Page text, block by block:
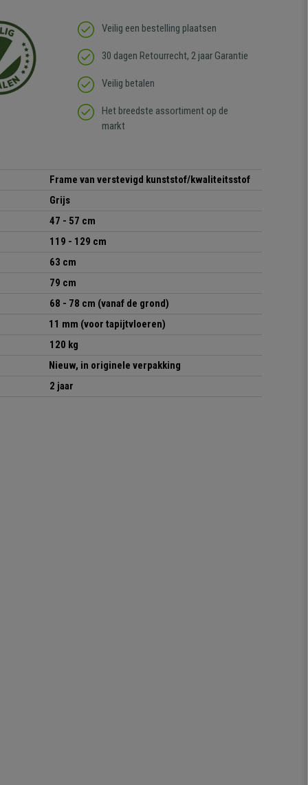
Veilig een bestelling plaatsen
30 dagen Retourrecht, 2 jaar Garantie
Veilig betalen
Het breedste assortiment op de
markt
Frame van verstevigd kunststof/kwaliteitsstof
Grijs
47 - 57 cm
119 - 129 cm
63 cm
79 cm
68 - 78 cm (vanaf de grond)
11 mm (voor tapijtvloeren)
120 kg
Nieuw, in originele verpakking
2 jaar